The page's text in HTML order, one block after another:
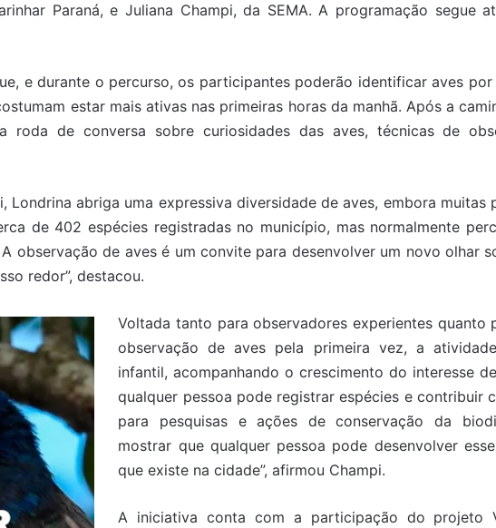
Paraná, e Juliana Champi, da SEMA. A programação segue
e durante o percurso, os participantes poderão identificar aves
estar mais ativas nas primeiras horas da manhã. Após a
roda de conversa sobre curiosidades das aves, técnicas de
Londrina abriga uma expressiva diversidade de aves, embora muitas
de 402 espécies registradas no município, mas normalmente
observação de aves é um convite para desenvolver um novo olhar
redor”, destacou.
Voltada tanto para observadores experientes quanto
observação de aves pela primeira vez, a
infantil, acompanhando o crescimento do interesse
qualquer pessoa pode registrar espécies e contribuir
para pesquisas e ações de conservação da
mostrar que qualquer pessoa pode desenvolver
que existe na cidade”, afirmou Champi.
A iniciativa conta com a participação do projeto